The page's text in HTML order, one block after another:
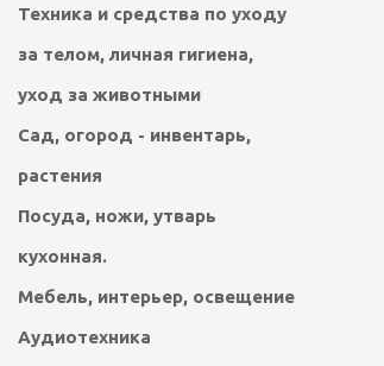
Техника и средства по уходу
за телом, личная гигиена,
уход за животными
Сад, огород - инвентарь,
растения
Посуда, ножи, утварь
кухонная.
Мебель, интерьер, освещение
Аудиотехника